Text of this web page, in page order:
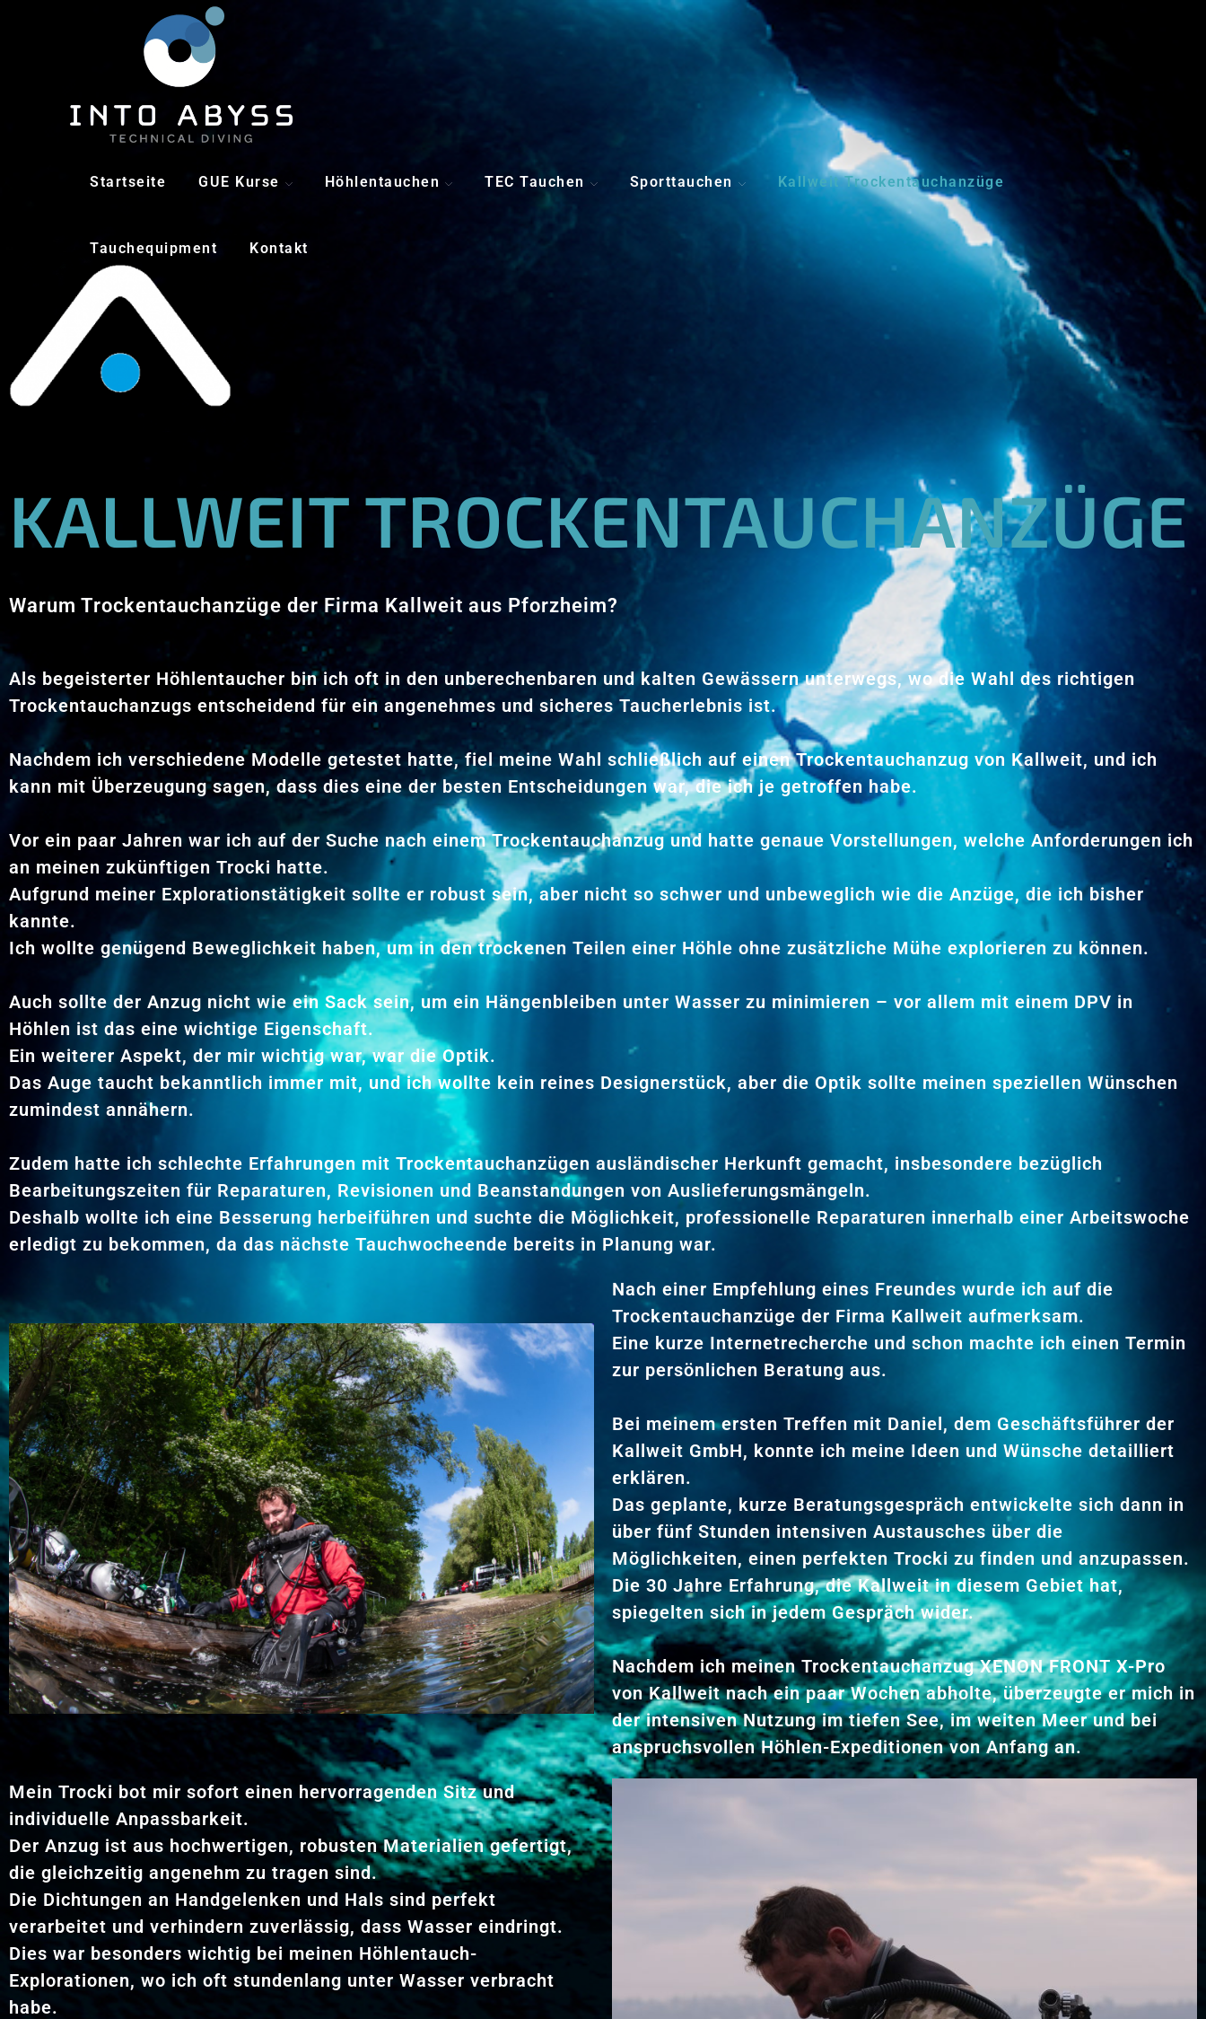
Startseite GUE Kurse Höhlentauchen TEC Tauchen Sporttauchen Kallweit Trockentauchanzüge
Tauchequipment Kontakt
KALLWEIT TROCKENTAUCHANZÜGE
Warum Trockentauchanzüge der Firma Kallweit aus Pforzheim?
Als begeisterter Höhlentaucher bin ich oft in den unberechenbaren und kalten Gewässern unterwegs, wo die Wahl des richtigen
Trockentauchanzugs entscheidend für ein angenehmes und sicheres Taucherlebnis ist.
Nachdem ich verschiedene Modelle getestet hatte, fiel meine Wahl schließlich auf einen Trockentauchanzug von Kallweit, und ich
kann mit Überzeugung sagen, dass dies eine der besten Entscheidungen war, die ich je getroffen habe.
Vor ein paar Jahren war ich auf der Suche nach einem Trockentauchanzug und hatte genaue Vorstellungen, welche Anforderungen ich
an meinen zukünftigen Trocki hatte.
Aufgrund meiner Explorationstätigkeit sollte er robust sein, aber nicht so schwer und unbeweglich wie die Anzüge, die ich bisher
kannte.
Ich wollte genügend Beweglichkeit haben, um in den trockenen Teilen einer Höhle ohne zusätzliche Mühe explorieren zu können.
Auch sollte der Anzug nicht wie ein Sack sein, um ein Hängenbleiben unter Wasser zu minimieren – vor allem mit einem DPV in
Höhlen ist das eine wichtige Eigenschaft.
Ein weiterer Aspekt, der mir wichtig war, war die Optik.
Das Auge taucht bekanntlich immer mit, und ich wollte kein reines Designerstück, aber die Optik sollte meinen speziellen Wünschen
zumindest annähern.
Zudem hatte ich schlechte Erfahrungen mit Trockentauchanzügen ausländischer Herkunft gemacht, insbesondere bezüglich
Bearbeitungszeiten für Reparaturen, Revisionen und Beanstandungen von Auslieferungsmängeln.
Deshalb wollte ich eine Besserung herbeiführen und suchte die Möglichkeit, professionelle Reparaturen innerhalb einer Arbeitswoche
erledigt zu bekommen, da das nächste Tauchwocheende bereits in Planung war.
Nach einer Empfehlung eines Freundes wurde ich auf die
Trockentauchanzüge der Firma Kallweit aufmerksam.
Eine kurze Internetrecherche und schon machte ich einen Termin
zur persönlichen Beratung aus.
Bei meinem ersten Treffen mit Daniel, dem Geschäftsführer der
Kallweit GmbH, konnte ich meine Ideen und Wünsche detailliert
erklären.
Das geplante, kurze Beratungsgespräch entwickelte sich dann in
über fünf Stunden intensiven Austausches über die
Möglichkeiten, einen perfekten Trocki zu finden und anzupassen.
Die 30 Jahre Erfahrung, die Kallweit in diesem Gebiet hat,
spiegelten sich in jedem Gespräch wider.
Nachdem ich meinen Trockentauchanzug XENON FRONT X-Pro
von Kallweit nach ein paar Wochen abholte, überzeugte er mich in
der intensiven Nutzung im tiefen See, im weiten Meer und bei
anspruchsvollen Höhlen-Expeditionen von Anfang an.
Mein Trocki bot mir sofort einen hervorragenden Sitz und
individuelle Anpassbarkeit.
Der Anzug ist aus hochwertigen, robusten Materialien gefertigt,
die gleichzeitig angenehm zu tragen sind.
Die Dichtungen an Handgelenken und Hals sind perfekt
verarbeitet und verhindern zuverlässig, dass Wasser eindringt.
Dies war besonders wichtig bei meinen Höhlentauch-
Explorationen, wo ich oft stundenlang unter Wasser verbracht
habe.